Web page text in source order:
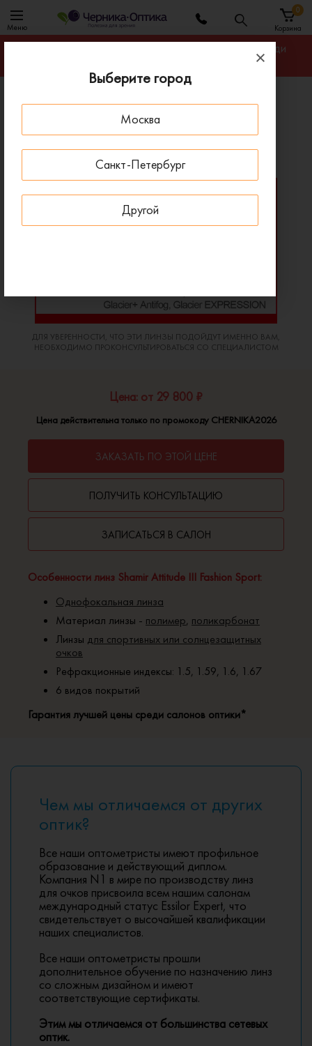
Выберите город
Москва
Санкт-Петербург
Другой
Меню Корзина
0
Гарантируем лучшую цену на линзы для очков среди
Главная
Линзы для очков
Спортивные линзы Shamir Attitude III Fashion Sport
Спортивные линзы Shamir Attitude III Fashion Sport
ДЛЯ УВЕРЕННОСТИ, ЧТО ЭТИ ЛИНЗЫ ПОДОЙДУТ ИМЕННО ВАМ,
НЕОБХОДИМО ПРОКОНСУЛЬТИРОВАТЬСЯ СО СПЕЦИАЛИСТОМ
Особенности линз Shamir Attitude III Fashion Sport:
Однофокальная линза
Материал линзы - полимер, поликарбонат
Линзы для спортивных или солнцезащитных
очков
Рефракционные индексы: 1.5, 1.59, 1.6, 1.67
6 видов покрытий
Гарантия лучшей цены среди салонов оптики*
Цена: от 29 800 ₽
Цена действительна только по промокоду CHERNIKA2026
ЗАКАЗАТЬ ПО ЭТОЙ ЦЕНЕ
ПОЛУЧИТЬ КОНСУЛЬТАЦИЮ
ЗАПИСАТЬСЯ В САЛОН
Чем мы отличаемся от других
оптик?
Все наши оптометристы имеют профильное
образование и действующий диплом.
Компания N1 в мире по производству линз
для очков присвоила всем нашим салонам
международный статус Essilor Expert, что
свидетельствует о высочайшей квалификации
наших специалистов.
Все наши оптометристы прошли
дополнительное обучение по назначению линз
со сложным дизайном и имеют
соответствующие сертификаты.
Этим мы отличаемся от большинства сетевых
оптик.